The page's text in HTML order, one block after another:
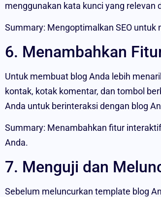
menggunakan kata kunci yang relevan
Summary: Mengoptimalkan SEO
6. Menambahkan
Untuk membuat blog Anda lebih
kontak, kotak komentar, dan tombol
Anda untuk berinteraksi dengan blog
Summary: Menambahkan fitur
Anda.
7. Menguji dan
Sebelum meluncurkan template blog